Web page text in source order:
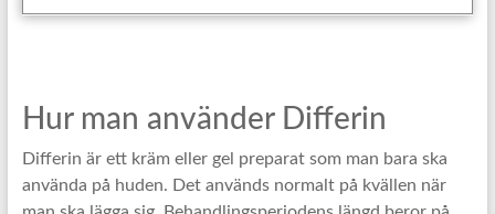
Hur man använder Differin
Differin är ett kräm eller gel preparat som man bara ska
använda på huden. Det används normalt på kvällen när